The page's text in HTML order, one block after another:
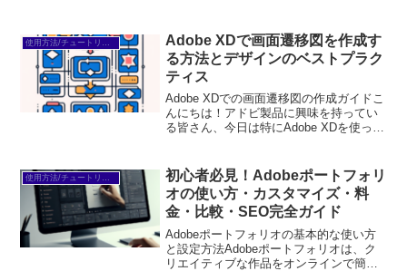
→※...
Adobe XDで画面遷移図を作成す
る方法とデザインのベストプラク
ティス
Adobe XDでの画面遷移図の作成ガイドこ
んにちは！アドビ製品に興味を持ってい
る皆さん、今日は特にAdobe XDを使った
を使って、効果的なデザインを実現する
方法を一緒...
使用方法/チュートリアル
初心者必見！Adobeポートフォリ
オの使い方・カスタマイズ・料
金・比較・SEO完全ガイド
Adobeポートフォリオの基本的な使い方
と設定方法Adobeポートフォリオは、ク
リエイティブな作品をオンラインで簡単